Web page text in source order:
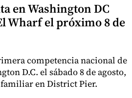
en Washington DC
Wharf el próximo 8 de
competencia nacional de
D.C. el sábado 8 de agosto,
en District Pier.